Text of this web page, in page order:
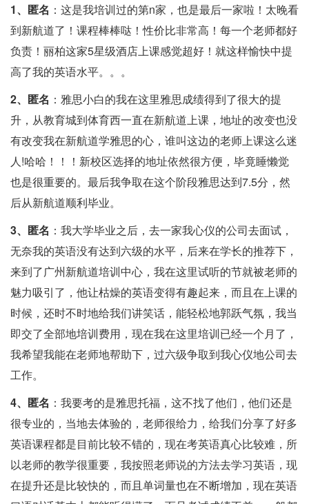
1、匿名 ：这是我培训过的第n家，也是最后一家啦！太晚看
到新航道了！课程棒棒哒！性价比非常高！每一个老师都好
负责！丽柏这家5星级酒店上课感觉超好！就这样愉快中提
高了我的英语水平。。。
2、匿名 ：雅思小白的我在这里雅思成绩得到了很大的提
升，从教育城到体育西一直在新航道上课，地址的改变也没
有改变我在新航道学雅思的心，谁叫这边的老师上课这么迷
人!哈哈！！！新校区选择的地址依然很方便，毕竟睡懒觉
也是很重要的。最后我争取在这个阶段雅思达到7.5分，然
后从新航道顺利毕业。
3、匿名 ：我大学毕业之后，去一家我心仪的公司去面试，
无奈我的英语没有达到六级的水平，后来在学长的推荐下，
来到了广州新航道培训中心，我在这里试听的节就被老师的
魅力吸引了，他让枯燥的英语变得有趣起来，而且在上课的
时候，还时不时地给我们讲笑话，能轻松地郭跃气氛，我当
即交了全部地培训费用，现在我在这里培训已经一个月了，
我希望我能在老师地帮助下，过六级争取到我心仪地公司去
工作。
4、匿名 ：我要考的是雅思托福，这不找了他们，他们还是
很专业的，当地去体验的，老师很给力，给我们分享了好多
英语课程都是目前比较不错的，现在考英语真心比较难，所
以老师的教学很重要，我按照老师说的方法去学习英语，现
在提升还是比较快的，而且单词量也在不断增加，现在英语